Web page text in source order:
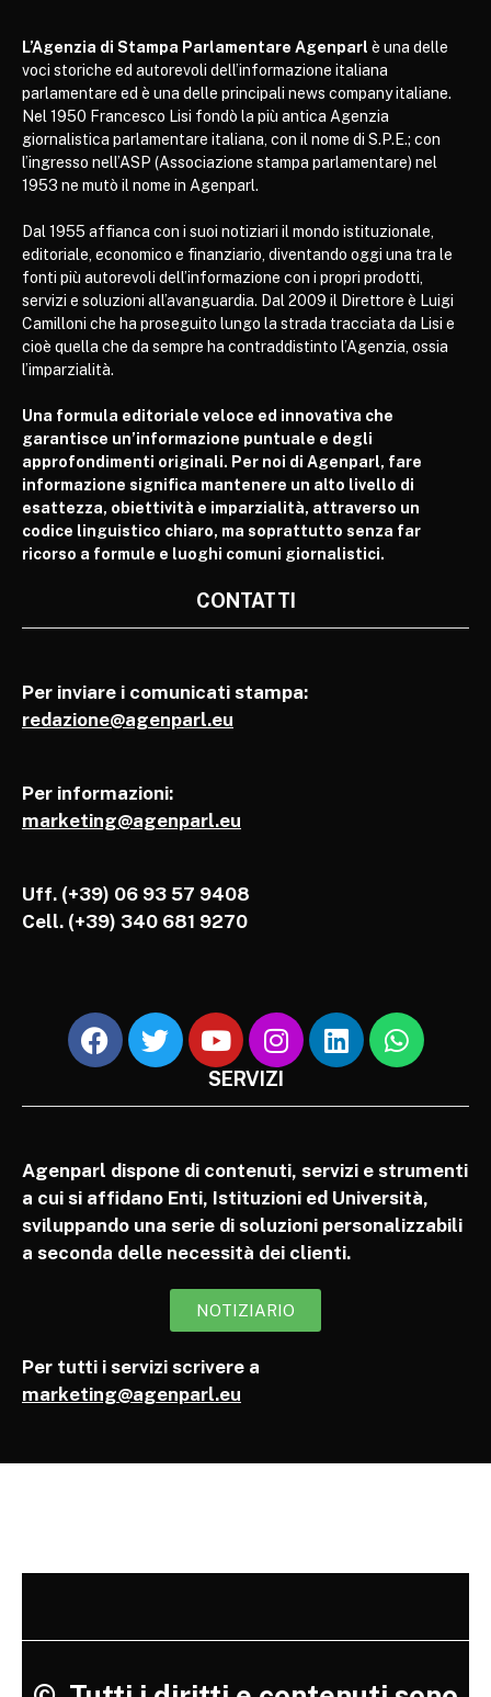
L’Agenzia di Stampa Parlamentare Agenparl è una delle
voci storiche ed autorevoli dell’informazione italiana
parlamentare ed è una delle principali news company italiane.
Nel 1950 Francesco Lisi fondò la più antica Agenzia
giornalistica parlamentare italiana, con il nome di S.P.E.; con
l’ingresso nell’ASP (Associazione stampa parlamentare) nel
1953 ne mutò il nome in Agenparl.
Dal 1955 affianca con i suoi notiziari il mondo istituzionale,
editoriale, economico e finanziario, diventando oggi una tra le
fonti più autorevoli dell’informazione con i propri prodotti,
servizi e soluzioni all’avanguardia. Dal 2009 il Direttore è Luigi
Camilloni che ha proseguito lungo la strada tracciata da Lisi e
cioè quella che da sempre ha contraddistinto l’Agenzia, ossia
l’imparzialità.
Una formula editoriale veloce ed innovativa che
garantisce un’informazione puntuale e degli
approfondimenti originali. Per noi di Agenparl, fare
informazione significa mantenere un alto livello di
esattezza, obiettività e imparzialità, attraverso un
codice linguistico chiaro, ma soprattutto senza far
ricorso a formule e luoghi comuni giornalistici.
CONTATTI
Per inviare i comunicati stampa:
redazione@agenparl.eu
Per informazioni:
marketing@agenparl.eu
Uff. (+39) 06 93 57 9408
Cell. (+39) 340 681 9270
SERVIZI
Agenparl dispone di contenuti, servizi e strumenti
a cui si affidano Enti, Istituzioni ed Università,
sviluppando una serie di soluzioni personalizzabili
a seconda delle necessità dei clienti.
NOTIZIARIO
Per tutti i servizi scrivere a
marketing@agenparl.eu